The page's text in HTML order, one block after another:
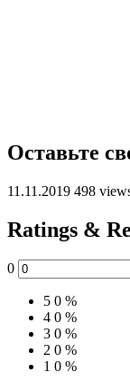
Оставьте
11.11.2019 498
Ratings &
0
5 0 %
4 0 %
3 0 %
2 0 %
1 0 %